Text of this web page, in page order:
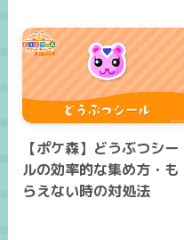
【ポケ森】どうぶつシー
ルの効率的な集め方・も
らえない時の対処法